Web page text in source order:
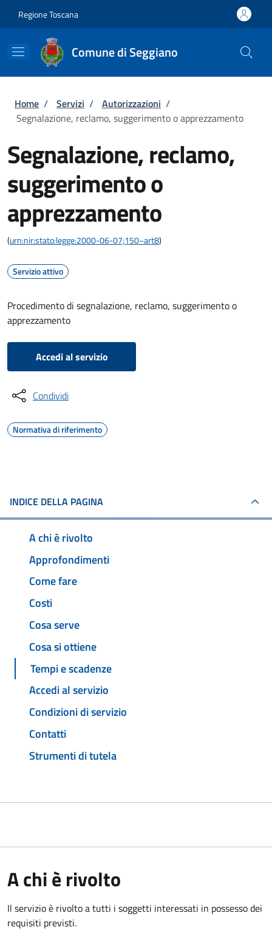
Regione Toscana
Comune di Seggiano
Briciole di pane
Home / Servizi / Autorizzazioni /
Segnalazione, reclamo, suggerimento o apprezzamento
Segnalazione, reclamo,
suggerimento o
apprezzamento
(urn:nir:stato:legge:2000-06-07;150~art8)
Servizio attivo
Procedimento di segnalazione, reclamo, suggerimento o
apprezzamento
Accedi al servizio
Condividi
Normativa di riferimento
INDICE DELLA PAGINA
A chi è rivolto
Approfondimenti
Come fare
Costi
Cosa serve
Cosa si ottiene
Tempi e scadenze
Accedi al servizio
Condizioni di servizio
Contatti
Strumenti di tutela
A chi è rivolto
Il servizio è rivolto a tutti i soggetti interessati in possesso dei
requisiti previsti.